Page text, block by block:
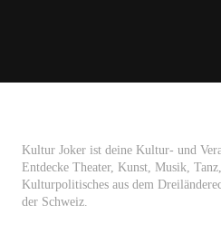
Kultur Joker ist deine Kultur- und
Entdecke Theater, Kunst, Musik,
Kulturpolitisches aus dem
der Schweiz.